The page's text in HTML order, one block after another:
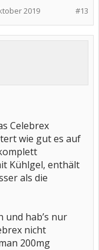
#13
2019
Celebrex
wie gut es auf
Kühlgel, enthält
als die
und hab’s nur
nicht
200mg